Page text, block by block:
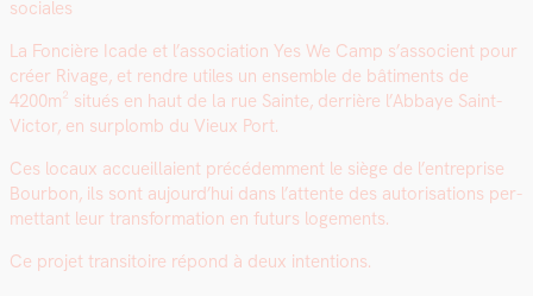
sociales
La Fon­cière Icade et l’as­so­ci­a­tion Yes We Camp s’as­so­cient pour
créer Rivage, et ren­dre utiles un ensem­ble de bâti­ments de
4200m² situés en haut de la rue Sainte, der­rière l’Abbaye Saint-
Vic­tor, en sur­plomb du Vieux Port.
Ces locaux accueil­laient précédem­ment le siège de l’en­tre­prise
Bour­bon, ils sont aujour­d’hui dans l’at­tente des autori­sa­tions per­
me­t­tant leur trans­for­ma­tion en futurs loge­ments.
Ce pro­jet tran­si­toire répond à deux inten­tions.